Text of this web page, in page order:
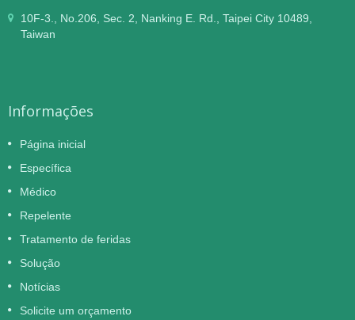
10F-3., No.206, Sec. 2, Nanking E. Rd., Taipei City 10489,
Taiwan
Informações
Página inicial
Específica
Médico
Repelente
Tratamento de feridas
Solução
Notícias
Solicite um orçamento